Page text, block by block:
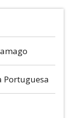
Portuguesa